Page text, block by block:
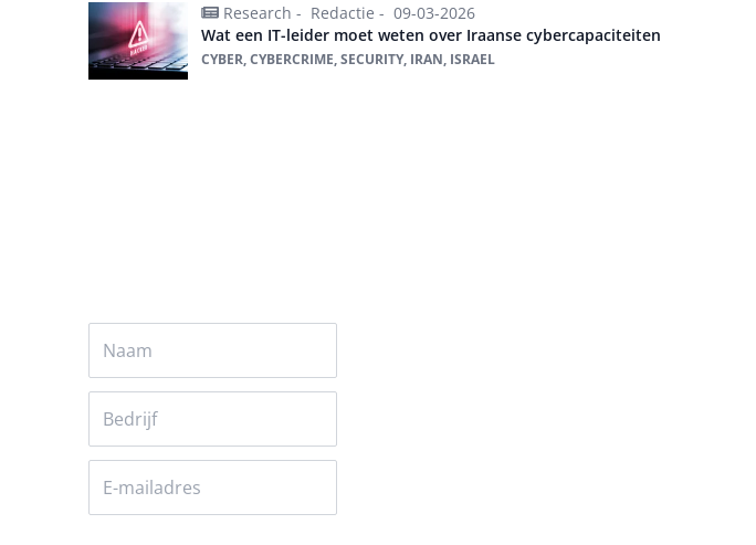
Research - Redactie - 09-03-2026
Wat een IT-leider moet weten over Iraanse cybercapaciteiten
CYBER, CYBERCRIME, SECURITY, IRAN, ISRAEL